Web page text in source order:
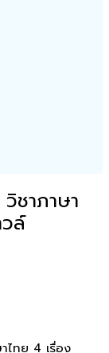
ชาภาษา
ล์